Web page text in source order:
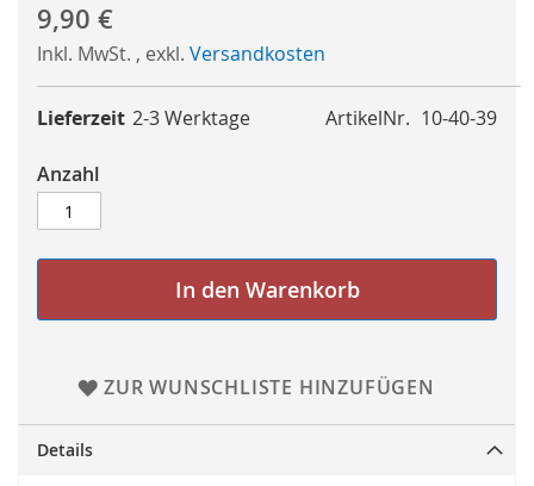
9,90 €
Inkl. MwSt. , exkl. Versandkosten
ArtikelNr. 10-40-39
Lieferzeit 2-3 Werktage
Anzahl
In den Warenkorb
ZUR WUNSCHLISTE HINZUFÜGEN
Details